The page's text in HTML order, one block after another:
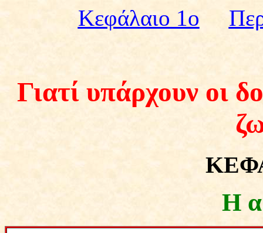
Kεφάλαιο 1ο
Γιατί υπάρχουν οι
Η